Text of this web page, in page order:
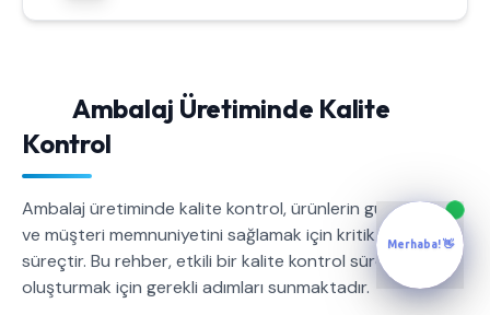
Ambalaj Üretiminde Kalite
Kontrol
Ambalaj üretiminde kalite kontrol, ürünlerin güvenilirliğini
ve müşteri memnuniyetini sağlamak için kritik bir
süreçtir. Bu rehber, etkili bir kalite kontrol süreci
oluşturmak için gerekli adımları sunmaktadır.
Merhaba! 👋